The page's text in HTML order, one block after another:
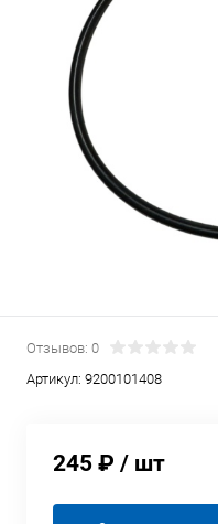
Отзывов: 0
Артикул: 9200101408
245 ₽ / шт